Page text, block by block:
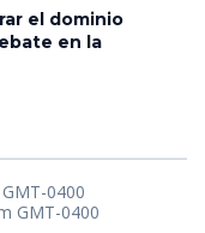
el dominio
en la
0400
GMT-0400